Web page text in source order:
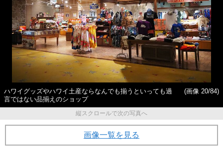
ハワイグッズやハワイ土産ならなんでも揃うといっても過
言ではない品揃えのショップ
(画像 20/84)
縦スクロールで次の写真へ
画像一覧を見る